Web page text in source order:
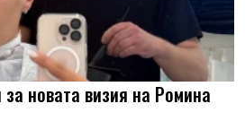
новата визия на Ромина